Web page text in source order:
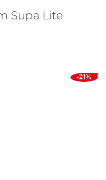
Supa Lite
-21%